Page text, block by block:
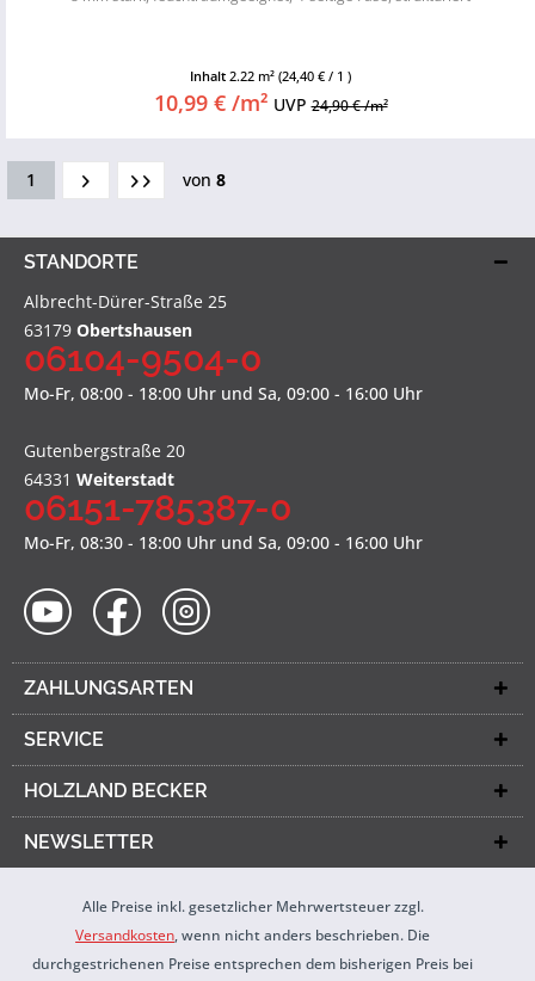
Inhalt 2.22 m² (24,40 € / 1 )
10,99 € /m² UVP24,90 € /m²
1 von 8
STANDORTE
Albrecht-Dürer-Straße 25
63179 Obertshausen
06104-9504-0
Mo-Fr, 08:00 - 18:00 Uhr und Sa, 09:00 - 16:00 Uhr
Gutenbergstraße 20
64331 Weiterstadt
06151-785387-0
Mo-Fr, 08:30 - 18:00 Uhr und Sa, 09:00 - 16:00 Uhr
ZAHLUNGSARTEN
SERVICE
HOLZLAND BECKER
NEWSLETTER
Alle Preise inkl. gesetzlicher Mehrwertsteuer zzgl.
Versandkosten, wenn nicht anders beschrieben. Die
durchgestrichenen Preise entsprechen dem bisherigen Preis bei